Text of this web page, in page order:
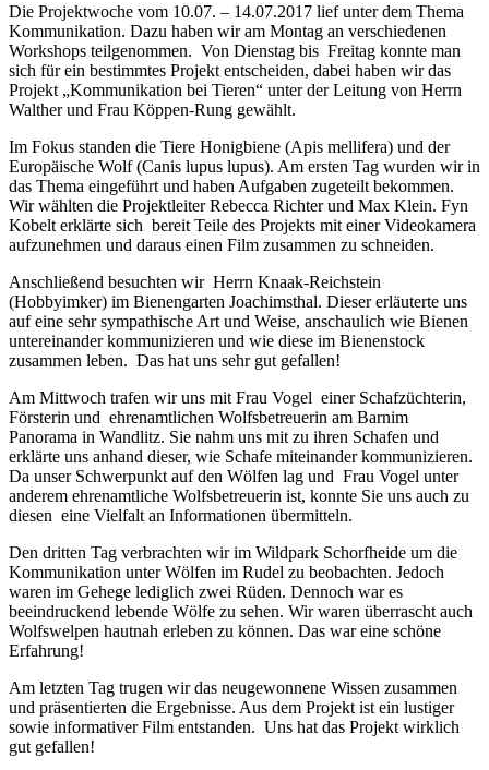
Die Projektwoche vom 10.07. – 14.07.2017 lief unter dem Thema
Kommunikation. Dazu haben wir am Montag an verschiedenen
Workshops teilgenommen. Von Dienstag bis Freitag konnte man
sich für ein bestimmtes Projekt entscheiden, dabei haben wir das
Projekt „Kommunikation bei Tieren“ unter der Leitung von Herrn
Walther und Frau Köppen-Rung gewählt.
Im Fokus standen die Tiere Honigbiene (Apis mellifera) und der
Europäische Wolf (Canis lupus lupus). Am ersten Tag wurden wir in
das Thema eingeführt und haben Aufgaben zugeteilt bekommen.
Wir wählten die Projektleiter Rebecca Richter und Max Klein. Fyn
Kobelt erklärte sich bereit Teile des Projekts mit einer Videokamera
aufzunehmen und daraus einen Film zusammen zu schneiden.
Anschließend besuchten wir Herrn Knaak-Reichstein
(Hobbyimker) im Bienengarten Joachimsthal. Dieser erläuterte uns
auf eine sehr sympathische Art und Weise, anschaulich wie Bienen
untereinander kommunizieren und wie diese im Bienenstock
zusammen leben. Das hat uns sehr gut gefallen!
Am Mittwoch trafen wir uns mit Frau Vogel einer Schafzüchterin,
Försterin und ehrenamtlichen Wolfsbetreuerin am Barnim
Panorama in Wandlitz. Sie nahm uns mit zu ihren Schafen und
erklärte uns anhand dieser, wie Schafe miteinander kommunizieren.
Da unser Schwerpunkt auf den Wölfen lag und Frau Vogel unter
anderem ehrenamtliche Wolfsbetreuerin ist, konnte Sie uns auch zu
diesen eine Vielfalt an Informationen übermitteln.
Den dritten Tag verbrachten wir im Wildpark Schorfheide um die
Kommunikation unter Wölfen im Rudel zu beobachten. Jedoch
waren im Gehege lediglich zwei Rüden. Dennoch war es
beeindruckend lebende Wölfe zu sehen. Wir waren überrascht auch
Wolfswelpen hautnah erleben zu können. Das war eine schöne
Erfahrung!
Am letzten Tag trugen wir das neugewonnene Wissen zusammen
und präsentierten die Ergebnisse. Aus dem Projekt ist ein lustiger
sowie informativer Film entstanden. Uns hat das Projekt wirklich
gut gefallen!